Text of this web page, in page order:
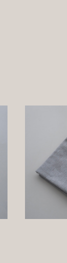
ベンガラ